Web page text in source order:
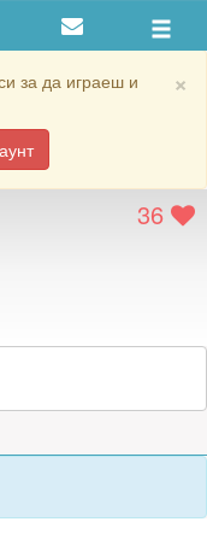
×
за да играеш и
36